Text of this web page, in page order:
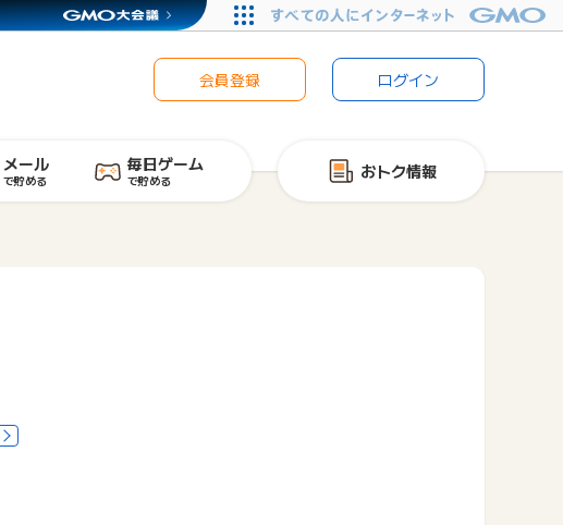
会員登録 ログイン
メール
で貯める
毎日ゲーム
で貯める おトク情報